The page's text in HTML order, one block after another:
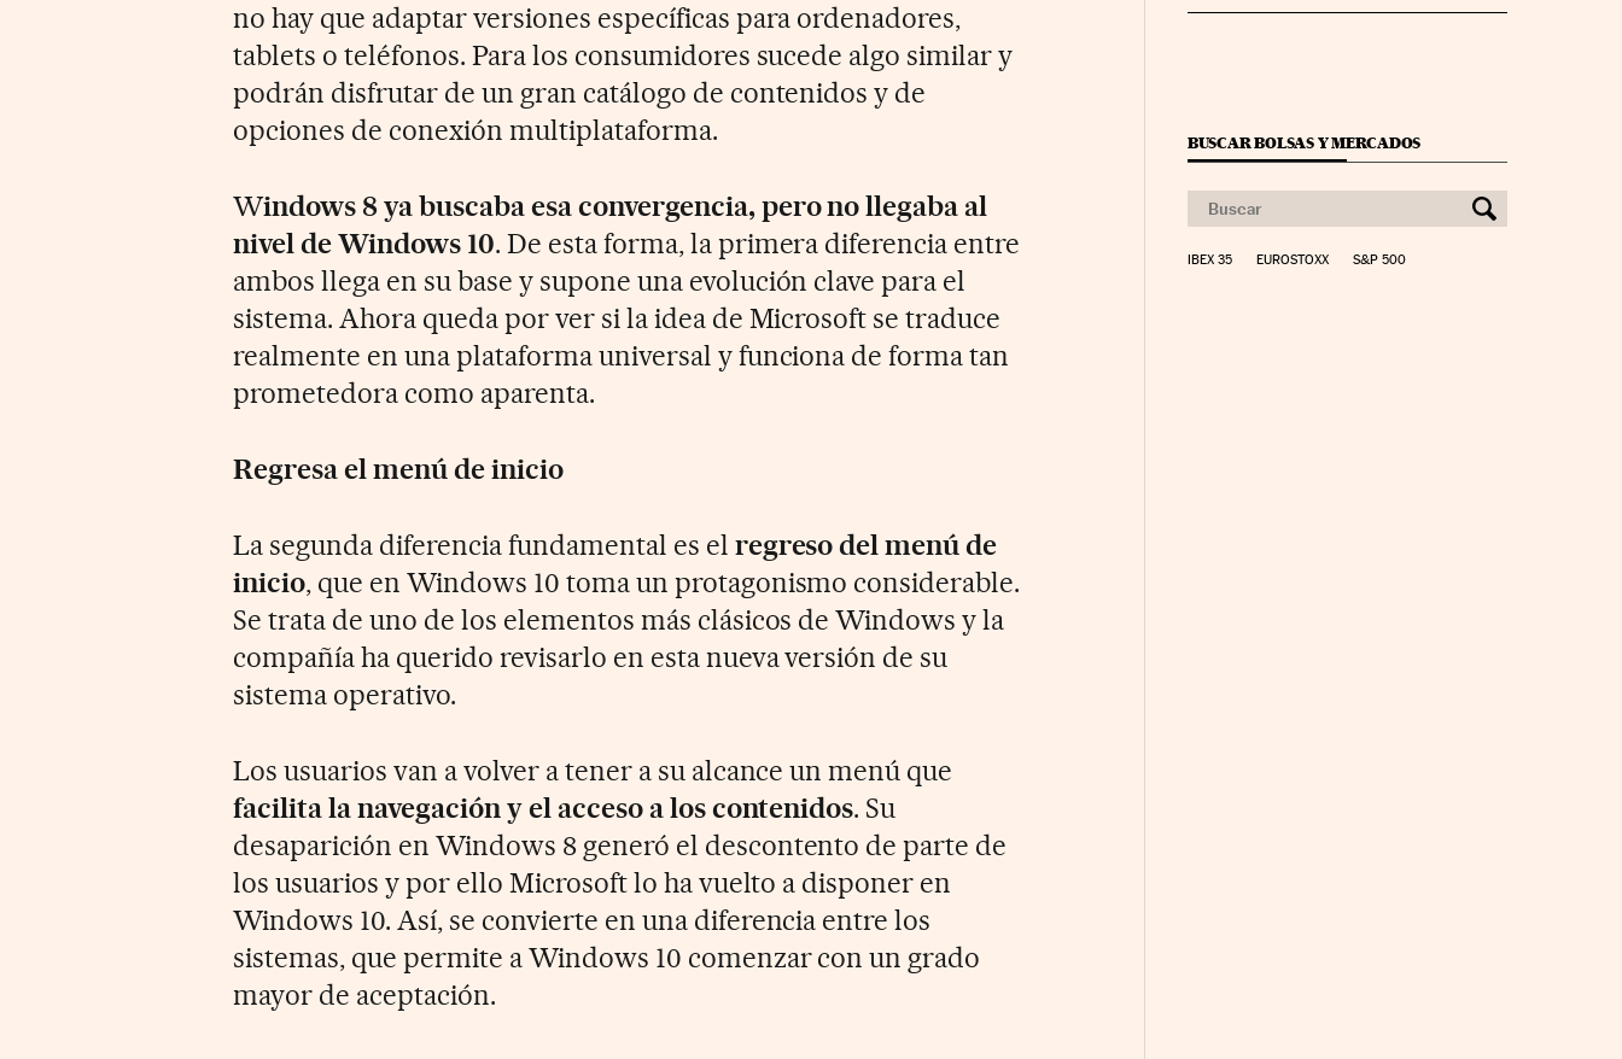
no hay que adaptar versiones específicas para ordenadores,
tablets o teléfonos. Para los consumidores sucede algo similar y
podrán disfrutar de un gran catálogo de contenidos y de
opciones de conexión multiplataforma.
Windows 8 ya buscaba esa convergencia, pero no llegaba al
nivel de Windows 10. De esta forma, la primera diferencia entre
ambos llega en su base y supone una evolución clave para el
sistema. Ahora queda por ver si la idea de Microsoft se traduce
realmente en una plataforma universal y funciona de forma tan
prometedora como aparenta.
Regresa el menú de inicio
La segunda diferencia fundamental es el regreso del menú de
inicio, que en Windows 10 toma un protagonismo considerable.
Se trata de uno de los elementos más clásicos de Windows y la
compañía ha querido revisarlo en esta nueva versión de su
sistema operativo.
Los usuarios van a volver a tener a su alcance un menú que
facilita la navegación y el acceso a los contenidos. Su
desaparición en Windows 8 generó el descontento de parte de
los usuarios y por ello Microsoft lo ha vuelto a disponer en
Windows 10. Así, se convierte en una diferencia entre los
sistemas, que permite a Windows 10 comenzar con un grado
mayor de aceptación.
BUSCAR BOLSAS Y MERCADOS
IBEX 35 EUROSTOXX S&P 500